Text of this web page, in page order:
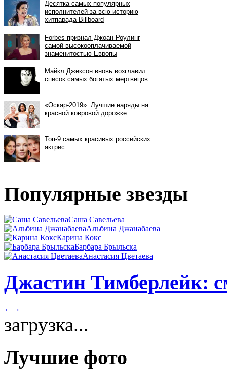
Популярные звезды
Саша Савельева
Альбина Джанабаева
Карина Кокс
Барбара Брыльска
Анастасия Цветаева
Джастин Тимберлейк:
← →
загрузка...
Лучшие фото